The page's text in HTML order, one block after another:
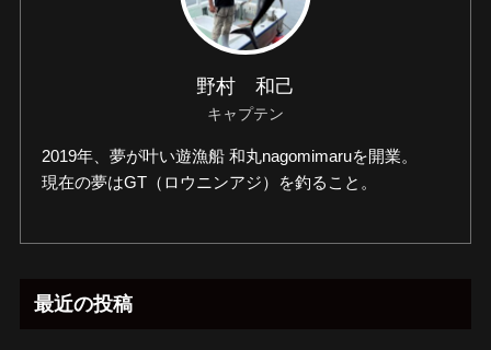
野村 和己
キャプテン
2019年、夢が叶い遊漁船 和丸nagomimaruを開業。
現在の夢はGT（ロウニンアジ）を釣ること。
最近の投稿